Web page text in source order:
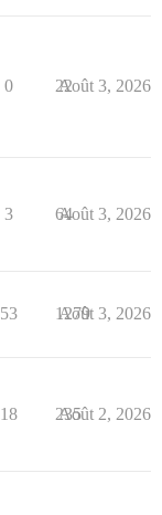
0 22
Août 3, 2026
3 64
Août 3, 2026
53 1279
Août 3, 2026
18 235
Août 2, 2026